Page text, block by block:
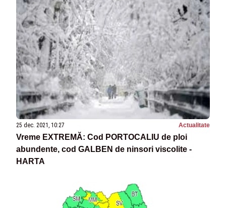
25 dec. 2021, 10:27 Actualitate
Vreme EXTREMĂ: Cod PORTOCALIU de ploi
abundente, cod GALBEN de ninsori viscolite -
HARTA